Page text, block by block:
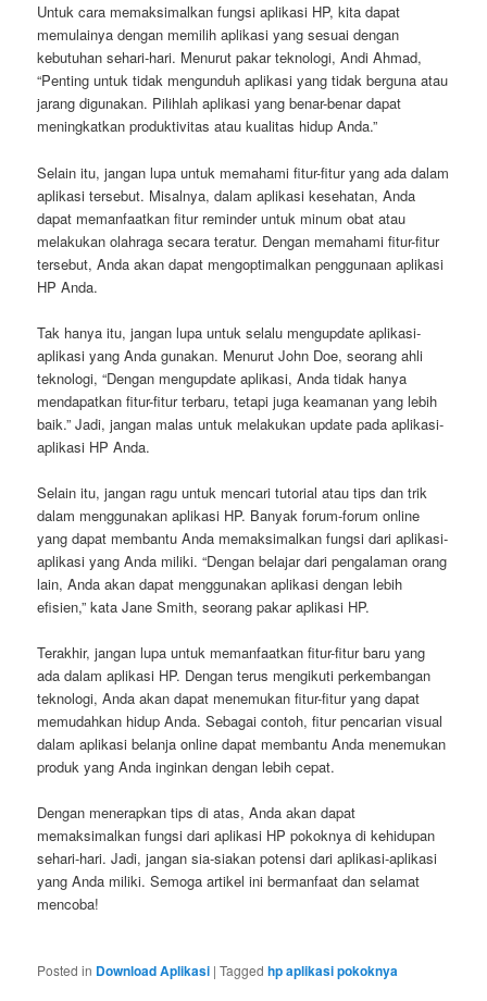
Untuk cara memaksimalkan fungsi aplikasi HP, kita dapat
memulainya dengan memilih aplikasi yang sesuai dengan
kebutuhan sehari-hari. Menurut pakar teknologi, Andi Ahmad,
“Penting untuk tidak mengunduh aplikasi yang tidak berguna atau
jarang digunakan. Pilihlah aplikasi yang benar-benar dapat
meningkatkan produktivitas atau kualitas hidup Anda.”
Selain itu, jangan lupa untuk memahami fitur-fitur yang ada dalam
aplikasi tersebut. Misalnya, dalam aplikasi kesehatan, Anda
dapat memanfaatkan fitur reminder untuk minum obat atau
melakukan olahraga secara teratur. Dengan memahami fitur-fitur
tersebut, Anda akan dapat mengoptimalkan penggunaan aplikasi
HP Anda.
Tak hanya itu, jangan lupa untuk selalu mengupdate aplikasi-
aplikasi yang Anda gunakan. Menurut John Doe, seorang ahli
teknologi, “Dengan mengupdate aplikasi, Anda tidak hanya
mendapatkan fitur-fitur terbaru, tetapi juga keamanan yang lebih
baik.” Jadi, jangan malas untuk melakukan update pada aplikasi-
aplikasi HP Anda.
Selain itu, jangan ragu untuk mencari tutorial atau tips dan trik
dalam menggunakan aplikasi HP. Banyak forum-forum online
yang dapat membantu Anda memaksimalkan fungsi dari aplikasi-
aplikasi yang Anda miliki. “Dengan belajar dari pengalaman orang
lain, Anda akan dapat menggunakan aplikasi dengan lebih
efisien,” kata Jane Smith, seorang pakar aplikasi HP.
Terakhir, jangan lupa untuk memanfaatkan fitur-fitur baru yang
ada dalam aplikasi HP. Dengan terus mengikuti perkembangan
teknologi, Anda akan dapat menemukan fitur-fitur yang dapat
memudahkan hidup Anda. Sebagai contoh, fitur pencarian visual
dalam aplikasi belanja online dapat membantu Anda menemukan
produk yang Anda inginkan dengan lebih cepat.
Dengan menerapkan tips di atas, Anda akan dapat
memaksimalkan fungsi dari aplikasi HP pokoknya di kehidupan
sehari-hari. Jadi, jangan sia-siakan potensi dari aplikasi-aplikasi
yang Anda miliki. Semoga artikel ini bermanfaat dan selamat
mencoba!
Posted in Download Aplikasi |Tagged hp aplikasi pokoknya